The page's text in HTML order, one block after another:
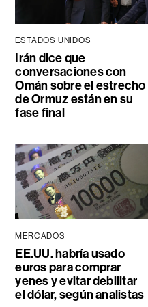
ESTADOS UNIDOS
Irán dice que
conversaciones con
Omán sobre el estrecho
de Ormuz están en su
fase final
MERCADOS
EE.UU. habría usado
euros para comprar
yenes y evitar debilitar
el dólar, según analistas